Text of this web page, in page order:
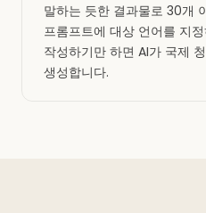
말하는 듯한 결과물로 30개
프롬프트에 대상 언어를 지
작성하기만 하면 AI가 국제
생성합니다.